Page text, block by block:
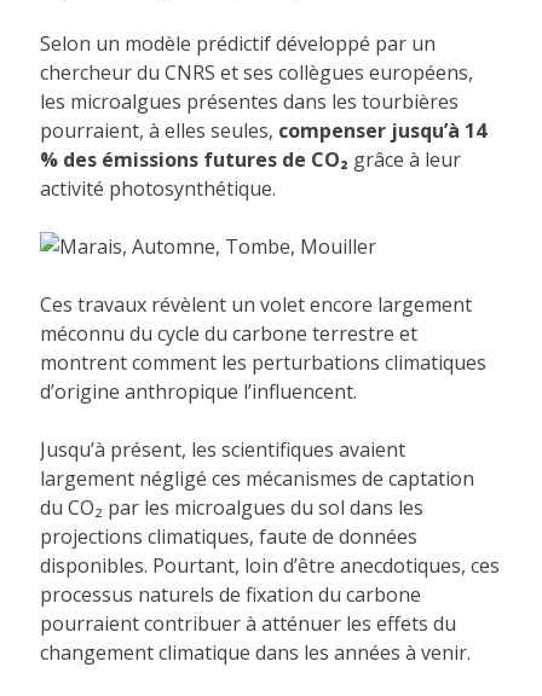
Selon un modèle prédictif développé par un
chercheur du CNRS et ses collègues européens,
les microalgues présentes dans les tourbières
pourraient, à elles seules, compenser jusqu’à 14
% des émissions futures de CO₂ grâce à leur
activité photosynthétique.
Ces travaux révèlent un volet encore largement
méconnu du cycle du carbone terrestre et
montrent comment les perturbations climatiques
d’origine anthropique l’influencent.
Jusqu’à présent, les scientifiques avaient
largement négligé ces mécanismes de captation
du CO₂ par les microalgues du sol dans les
projections climatiques, faute de données
disponibles. Pourtant, loin d’être anecdotiques, ces
processus naturels de fixation du carbone
pourraient contribuer à atténuer les effets du
changement climatique dans les années à venir.